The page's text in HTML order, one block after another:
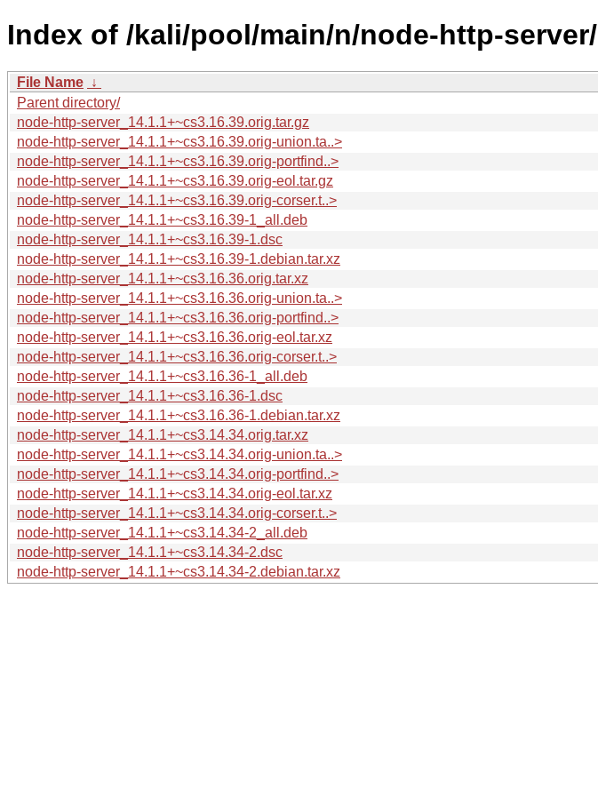
Index of /kali/pool/main/n/node-http-server/
File Name ↓
Parent directory/
node-http-server_14.1.1+~cs3.16.39.orig.tar.gz
node-http-server_14.1.1+~cs3.16.39.orig-union.ta..>
node-http-server_14.1.1+~cs3.16.39.orig-portfind..>
node-http-server_14.1.1+~cs3.16.39.orig-eol.tar.gz
node-http-server_14.1.1+~cs3.16.39.orig-corser.t..>
node-http-server_14.1.1+~cs3.16.39-1_all.deb
node-http-server_14.1.1+~cs3.16.39-1.dsc
node-http-server_14.1.1+~cs3.16.39-1.debian.tar.xz
node-http-server_14.1.1+~cs3.16.36.orig.tar.xz
node-http-server_14.1.1+~cs3.16.36.orig-union.ta..>
node-http-server_14.1.1+~cs3.16.36.orig-portfind..>
node-http-server_14.1.1+~cs3.16.36.orig-eol.tar.xz
node-http-server_14.1.1+~cs3.16.36.orig-corser.t..>
node-http-server_14.1.1+~cs3.16.36-1_all.deb
node-http-server_14.1.1+~cs3.16.36-1.dsc
node-http-server_14.1.1+~cs3.16.36-1.debian.tar.xz
node-http-server_14.1.1+~cs3.14.34.orig.tar.xz
node-http-server_14.1.1+~cs3.14.34.orig-union.ta..>
node-http-server_14.1.1+~cs3.14.34.orig-portfind..>
node-http-server_14.1.1+~cs3.14.34.orig-eol.tar.xz
node-http-server_14.1.1+~cs3.14.34.orig-corser.t..>
node-http-server_14.1.1+~cs3.14.34-2_all.deb
node-http-server_14.1.1+~cs3.14.34-2.dsc
node-http-server_14.1.1+~cs3.14.34-2.debian.tar.xz